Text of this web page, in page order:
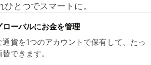
とつでスマートに。
ロ⁠ー⁠バ⁠ルにお金を管理
通貨を1つのアカウントで保有して、たっ
できます。